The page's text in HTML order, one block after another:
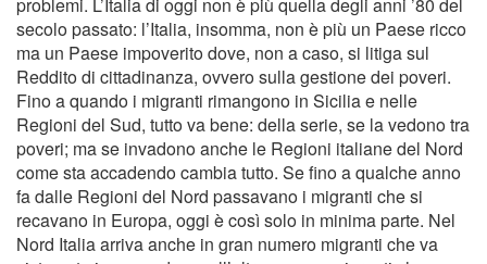
secolo passato: l’Italia, insomma, non è più un Paese ricco
ma un Paese impoverito dove, non a caso, si litiga sul
Reddito di cittadinanza, ovvero sulla gestione dei poveri.
Fino a quando i migranti rimangono in Sicilia e nelle
Regioni del Sud, tutto va bene: della serie, se la vedono tra
poveri; ma se invadono anche le Regioni italiane del Nord
come sta accadendo cambia tutto. Se fino a qualche anno
fa dalle Regioni del Nord passavano i migranti che si
recavano in Europa, oggi è così solo in minima parte. Nel
Nord Italia arriva anche in gran numero migranti che va